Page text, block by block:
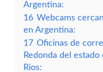
Argentina:
16 Webcams
en Argentina:
17 Oficinas de
Redonda del
Rios: